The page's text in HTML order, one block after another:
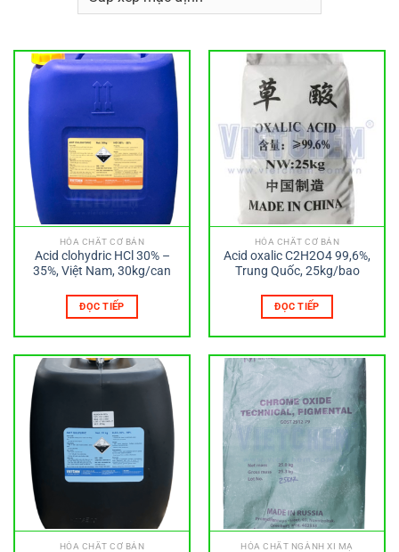
HÓA CHẤT CƠ BẢN
Acid clohydric HCl 30% –
35%, Việt Nam, 30kg/can
ĐỌC TIẾP
HÓA CHẤT CƠ BẢN
Acid oxalic C2H2O4 99,6%,
Trung Quốc, 25kg/bao
ĐỌC TIẾP
HÓA CHẤT CƠ BẢN HÓA CHẤT NGÀNH XI MẠ